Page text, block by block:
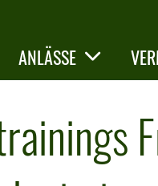
ANLÄSSE